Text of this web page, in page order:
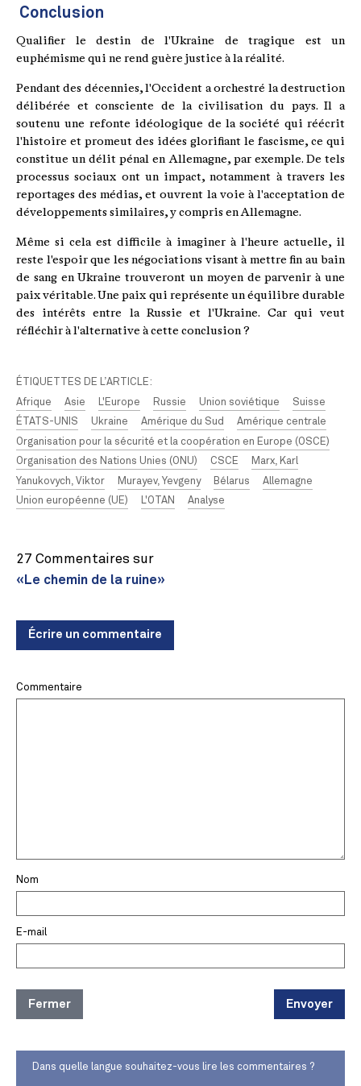
Conclusion
Qualifier le destin de l'Ukraine de tragique est un
euphémisme qui ne rend guère justice à la réalité.
Pendant des décennies, l'Occident a orchestré la destruction
délibérée et consciente de la civilisation du pays. Il a
soutenu une refonte idéologique de la société qui réécrit
l'histoire et promeut des idées glorifiant le fascisme, ce qui
constitue un délit pénal en Allemagne, par exemple. De tels
processus sociaux ont un impact, notamment à travers les
reportages des médias, et ouvrent la voie à l'acceptation de
développements similaires, y compris en Allemagne.
Même si cela est difficile à imaginer à l'heure actuelle, il
reste l'espoir que les négociations visant à mettre fin au bain
de sang en Ukraine trouveront un moyen de parvenir à une
paix véritable. Une paix qui représente un équilibre durable
des intérêts entre la Russie et l'Ukraine. Car qui veut
réfléchir à l'alternative à cette conclusion ?
ÉTIQUETTES DE L’ARTICLE:
Afrique
Asie L'Europe Russie Union soviétique
Suisse
ÉTATS-UNIS
Ukraine Amérique du Sud
Amérique centrale
Organisation pour la sécurité et la coopération en Europe (OSCE)
Organisation des Nations Unies (ONU)
CSCE
Marx, Karl
Yanukovych, Viktor
Murayev, Yevgeny Bélarus
Allemagne
Union européenne (UE)
L'OTAN Analyse
27 Commentaires sur
«Le chemin de la ruine»
Écrire un commentaire
Commentaire
Nom
E-mail
Fermer Envoyer
Dans quelle langue souhaitez-vous lire les commentaires ?